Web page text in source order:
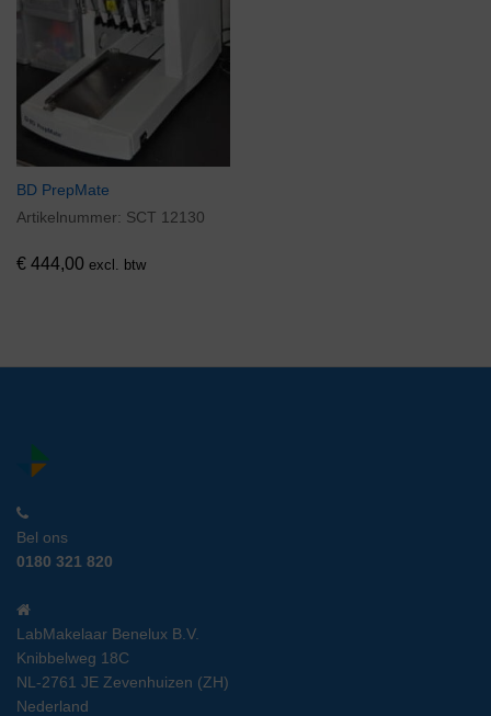
BD PrepMate
Artikelnummer: SCT 12130
€ 444,00 excl. btw
Bel ons
0180 321 820
LabMakelaar Benelux B.V.
Knibbelweg 18C
NL-2761 JE Zevenhuizen (ZH)
Nederland